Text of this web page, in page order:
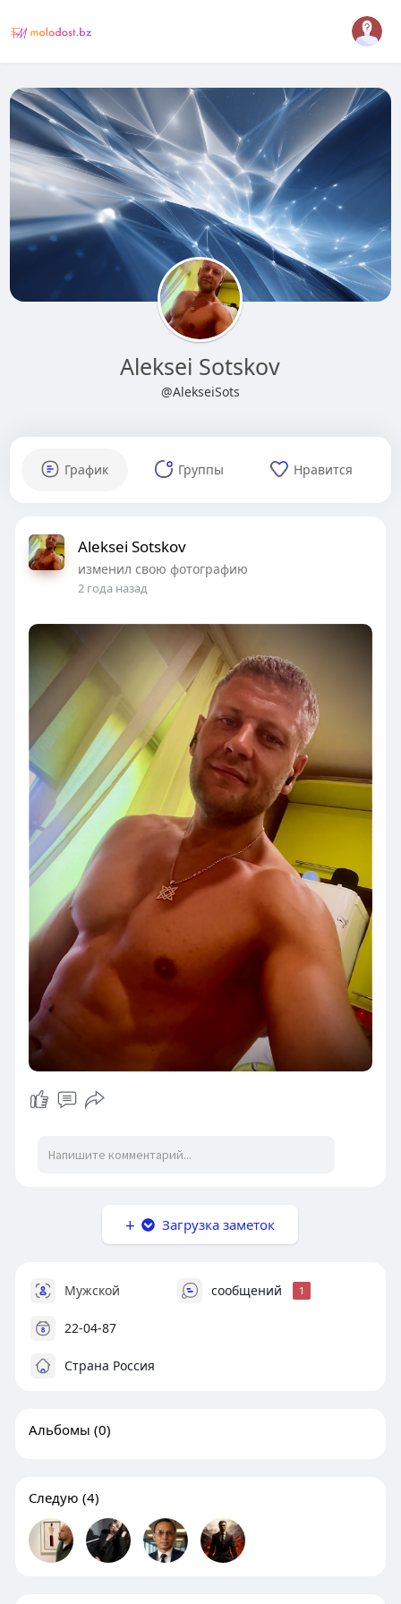
Aleksei Sotskov
@AlekseiSots
График Группы Нравится
Aleksei Sotskov
изменил свою фотографию
2 года назад
Загрузка заметок
Мужской сообщений 1
22-04-87
Страна Россия
Альбомы (0)
Следую (4)